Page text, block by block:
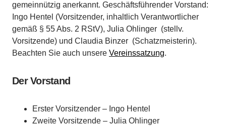
gemeinnützig anerkannt. Geschäftsführender Vorstand:
Ingo Hentel (Vorsitzender, inhaltlich Verantwortlicher
gemäß § 55 Abs. 2 RStV), Julia Ohlinger (stellv.
Vorsitzende) und Claudia Binzer (Schatzmeisterin).
Beachten Sie auch unsere Vereinssatzung.
Der Vorstand
Erster Vorsitzender – Ingo Hentel
Zweite Vorsitzende – Julia Ohlinger